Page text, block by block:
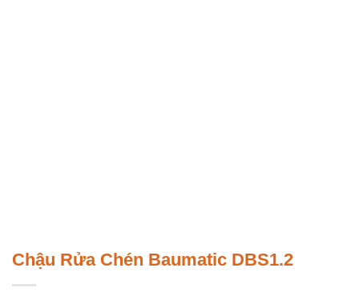
Chậu Rửa Chén Baumatic DBS1.2